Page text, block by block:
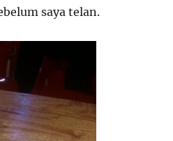
saya telan.